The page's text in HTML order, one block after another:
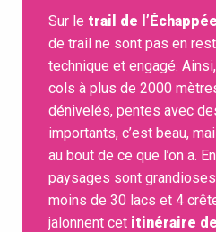
Sur le trail de
de trail ne sont pas en
technique et engagé.
cols à plus de 2000
dénivelés, pentes avec
importants, c’est beau,
au bout de ce que l’on a.
paysages sont
moins de 30 lacs et 4
jalonnent cet itinéraire